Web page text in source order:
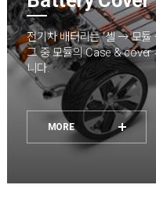
전기차 배터리는 ‘셀 → 모듈
그 중 모듈의 Case & cover
니다.